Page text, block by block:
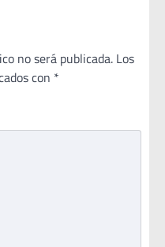
no será publicada. Los
con *